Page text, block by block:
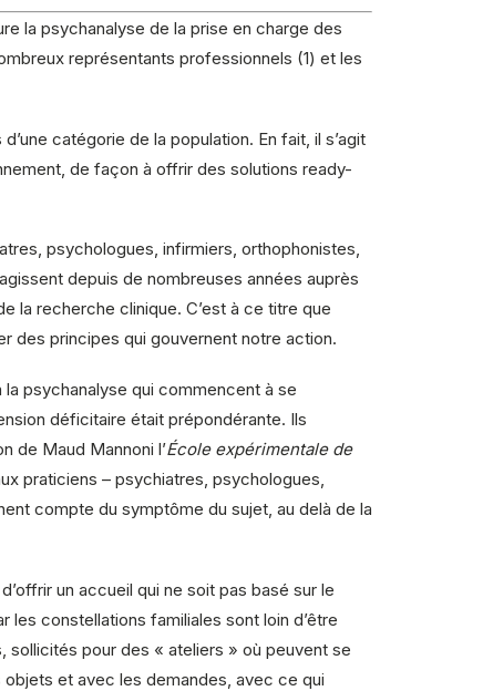
la psychanalyse de la prise en charge des
représentants professionnels (1) et les
catégorie de la population. En fait, il s’agit
de façon à offrir des solutions ready-
psychologues, infirmiers, orthophonistes,
depuis de nombreuses années auprès
la recherche clinique. C’est à ce titre que
des principes qui gouvernent notre action.
psychanalyse qui commencent à se
déficitaire était prépondérante. Ils
de Maud Mannoni l’École expérimentale de
praticiens – psychiatres, psychologues,
compte du symptôme du sujet, au delà de la
un accueil qui ne soit pas basé sur le
constellations familiales sont loin d’être
pour des « ateliers » où peuvent se
et avec les demandes, avec ce qui